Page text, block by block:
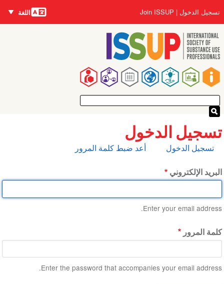
إلى
المحتوى
الرئيسي
Main
navigation
User
account
menu
تسجيل الدخول Join ISSUP اللغات
اللغة
تسجيل الدخول
التبويبات
الأساسية
تسجيل الدخول أعد ضبط كلمة المرور
البريد الإلكتروني
Enter your email address.
كلمة المرور
Enter the password that accompanies your email address.